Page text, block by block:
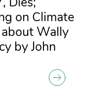
on Climate
about Wally
by John